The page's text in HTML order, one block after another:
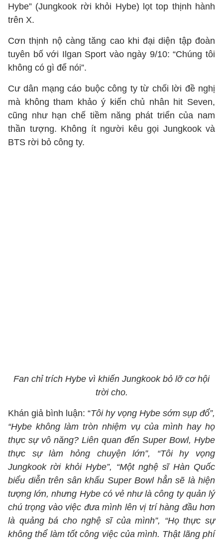
Hybe” (Jungkook rời khỏi Hybe) lọt top thịnh hành
trên X.
Cơn thịnh nộ càng tăng cao khi đại diện tập đoàn
tuyên bố với Ilgan Sport vào ngày 9/10: “Chúng tôi
không có gì để nói”.
Cư dân mạng cáo buộc công ty từ chối lời đề nghị
mà không tham khảo ý kiến chủ nhân hit Seven,
cũng như hạn chế tiềm năng phát triển của nam
thần tượng. Không ít người kêu gọi Jungkook và
BTS rời bỏ công ty.
Fan chỉ trích Hybe vì khiến Jungkook bỏ lỡ cơ hội
trời cho.
Khán giả bình luận: “Tôi hy vọng Hybe sớm sụp đổ”,
“Hybe không làm tròn nhiệm vụ của mình hay họ
thực sự vô năng? Liên quan đến Super Bowl, Hybe
thực sự làm hỏng chuyện lớn”, “Tôi hy vọng
Jungkook rời khỏi Hybe”, “Một nghệ sĩ Hàn Quốc
biểu diễn trên sân khấu Super Bowl hẳn sẽ là hiện
tượng lớn, nhưng Hybe có vẻ như là công ty quản lý
chú trọng vào việc đưa mình lên vị trí hàng đầu hơn
là quảng bá cho nghệ sĩ của mình”, “Họ thực sự
không thể làm tốt công việc của mình. Thật lãng phí